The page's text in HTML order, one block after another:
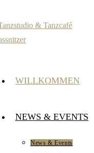
WILLKOMMEN
NEWS & EVENTS
News & Events